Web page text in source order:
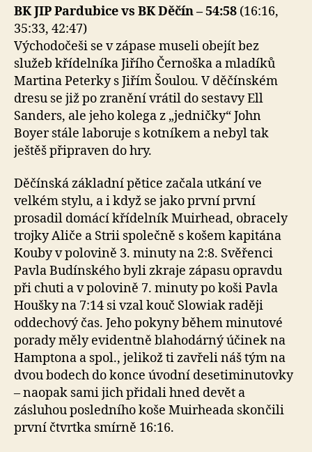
BK JIP Pardubice vs BK Děčín – 54:58 (16:16,
35:33, 42:47)
Východočeši se v zápase museli obejít bez
služeb křídelníka Jiřího Černoška a mladíků
Martina Peterky s Jiřím Šoulou. V děčínském
dresu se již po zranění vrátil do sestavy Ell
Sanders, ale jeho kolega z „jedničky“ John
Boyer stále laboruje s kotníkem a nebyl tak
ještěš připraven do hry.
Děčínská základní pětice začala utkání ve
velkém stylu, a i když se jako první první
prosadil domácí křídelník Muirhead, obracely
trojky Aliče a Strii společně s košem kapitána
Kouby v polovině 3. minuty na 2:8. Svěřenci
Pavla Budínského byli zkraje zápasu opravdu
při chuti a v polovině 7. minuty po koši Pavla
Houšky na 7:14 si vzal kouč Slowiak raději
oddechový čas. Jeho pokyny během minutové
porady měly evidentně blahodárný účinek na
Hamptona a spol., jelikož ti zavřeli náš tým na
dvou bodech do konce úvodní desetiminutovky
– naopak sami jich přidali hned devět a
zásluhou posledního koše Muirheada skončili
první čtvrtka smírně 16:16.